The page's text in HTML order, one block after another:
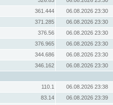
361.444
06.08.2026 23:30
371.285
06.08.2026 23:30
376.56
06.08.2026 23:30
376.965
06.08.2026 23:30
344.686
06.08.2026 23:30
346.162
06.08.2026 23:30
110.1
06.08.2026 23:38
83.14
06.08.2026 23:39